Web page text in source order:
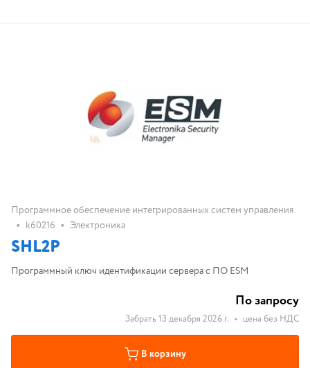
Программное обеспечение интегрированных систем управления
• k60216 • Электроника
SHL2P
Программный ключ идентификации сервера с ПО ESM
По запросу
Забрать 13 декабря 2026 г. • цена без НДС
В корзину